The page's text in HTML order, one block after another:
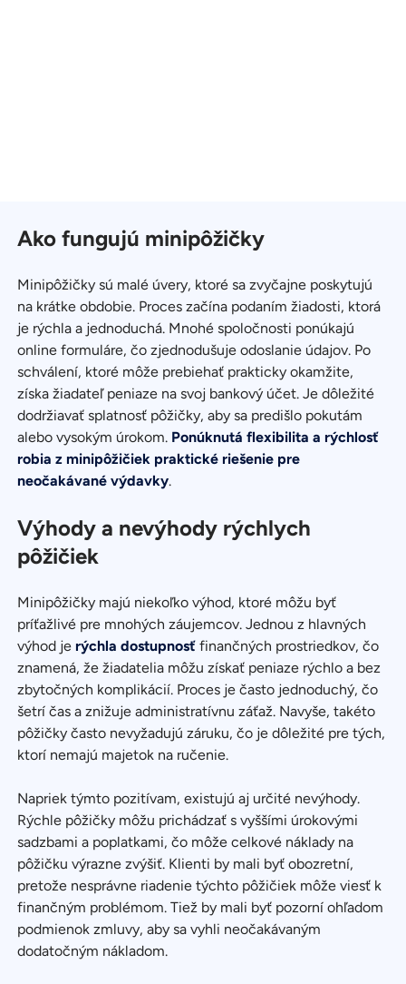
Ako fungujú minipôžičky
Minipôžičky sú malé úvery, ktoré sa zvyčajne poskytujú
na krátke obdobie. Proces začína podaním žiadosti, ktorá
je rýchla a jednoduchá. Mnohé spoločnosti ponúkajú
online formuláre, čo zjednodušuje odoslanie údajov. Po
schválení, ktoré môže prebiehať prakticky okamžite,
získa žiadateľ peniaze na svoj bankový účet. Je dôležité
dodržiavať splatnosť pôžičky, aby sa predišlo pokutám
alebo vysokým úrokom. Ponúknutá flexibilita a rýchlosť
robia z minipôžičiek praktické riešenie pre
neočakávané výdavky.
Výhody a nevýhody rýchlych
pôžičiek
Minipôžičky majú niekoľko výhod, ktoré môžu byť
príťažlivé pre mnohých záujemcov. Jednou z hlavných
výhod je rýchla dostupnosť finančných prostriedkov, čo
znamená, že žiadatelia môžu získať peniaze rýchlo a bez
zbytočných komplikácií. Proces je často jednoduchý, čo
šetrí čas a znižuje administratívnu záťaž. Navyše, takéto
pôžičky často nevyžadujú záruku, čo je dôležité pre tých,
ktorí nemajú majetok na ručenie.
Napriek týmto pozitívam, existujú aj určité nevýhody.
Rýchle pôžičky môžu prichádzať s vyššími úrokovými
sadzbami a poplatkami, čo môže celkové náklady na
pôžičku výrazne zvýšiť. Klienti by mali byť obozretní,
pretože nesprávne riadenie týchto pôžičiek môže viesť k
finančným problémom. Tiež by mali byť pozorní ohľadom
podmienok zmluvy, aby sa vyhli neočakávaným
dodatočným nákladom.